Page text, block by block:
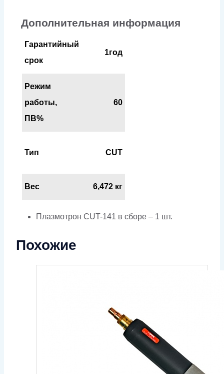
Дополнительная информация
Гарантийный
срок
1год
Режим
работы,
ПВ%
60
Тип CUT
Вес 6,472 кг
Плазмотрон CUT-141 в сборе – 1 шт.
Похожие